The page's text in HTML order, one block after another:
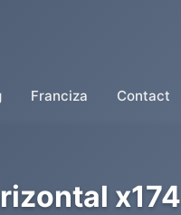
Franciza Contact
x174